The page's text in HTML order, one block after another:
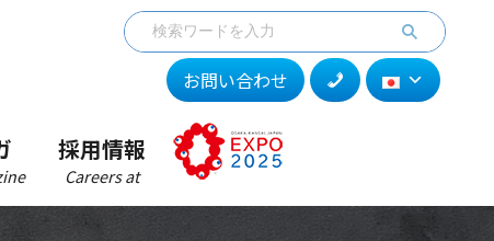
お問い合わせ
採用情報
Careers at